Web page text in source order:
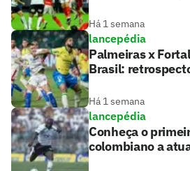
Há 1 semana
lancepédia
Palmeiras x
Brasil:
Há 1 semana
lancepédia
Conheça o
colombiano a